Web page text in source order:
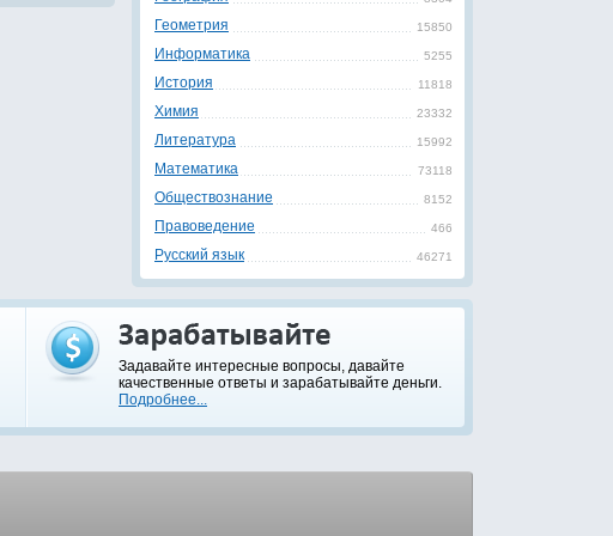
15850
Геометрия
5255
Информатика
11818
История
23332
Химия
15992
Литература
73118
Математика
8152
Обществознание
466
Правоведение
46271
Русский язык
Задавайте интересные вопросы, давайте
качественные ответы и зарабатывайте деньги.
Подробнее...